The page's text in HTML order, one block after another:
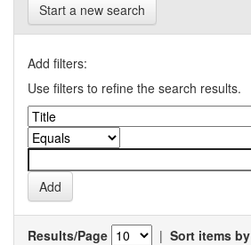
Start a new search
Add filters:
Use filters to refine the search results.
Results/Page | Sort items by